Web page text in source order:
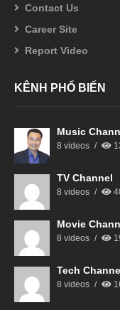
Contact Us
Career Site
Report Video
KÊNH PHỔ BIẾN
Music
8 videos
TV Channel
8 videos
Movie
8 videos
Tech
8 videos